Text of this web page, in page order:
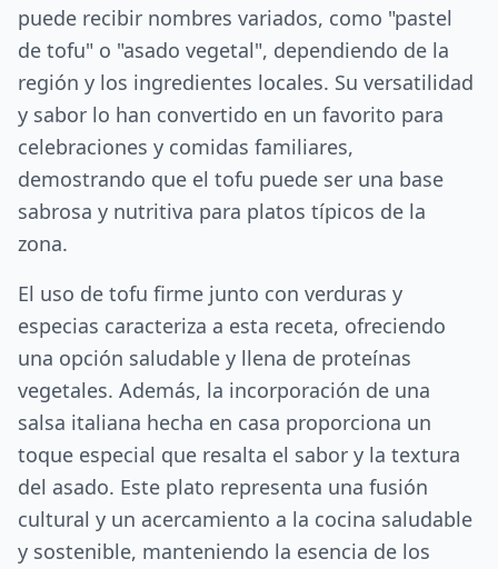
puede recibir nombres variados, como "pastel
de tofu" o "asado vegetal", dependiendo de la
región y los ingredientes locales. Su versatilidad
y sabor lo han convertido en un favorito para
celebraciones y comidas familiares,
demostrando que el tofu puede ser una base
sabrosa y nutritiva para platos típicos de la
zona.
El uso de tofu firme junto con verduras y
especias caracteriza a esta receta, ofreciendo
una opción saludable y llena de proteínas
vegetales. Además, la incorporación de una
salsa italiana hecha en casa proporciona un
toque especial que resalta el sabor y la textura
del asado. Este plato representa una fusión
cultural y un acercamiento a la cocina saludable
y sostenible, manteniendo la esencia de los